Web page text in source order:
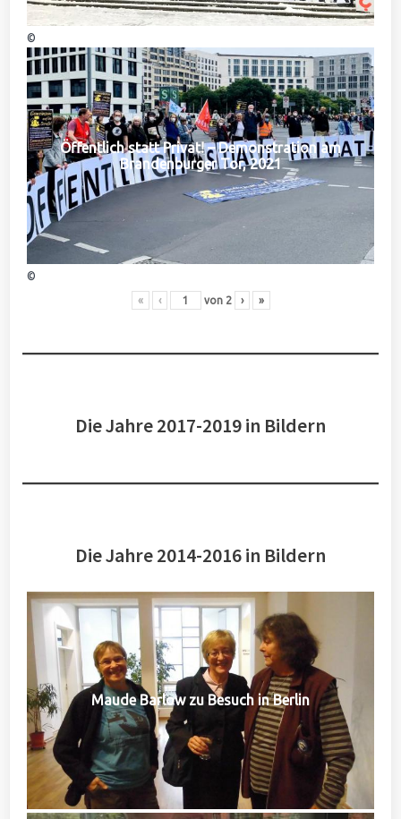
©
Öffentlich statt Privat! – Demonstration am
Brandenburger Tor, 2021
©
« ‹ von 2 › »
Die Jahre 2017-2019 in Bildern
Die Jahre 2014-2016 in Bildern
Maude Barlow zu Besuch in Berlin